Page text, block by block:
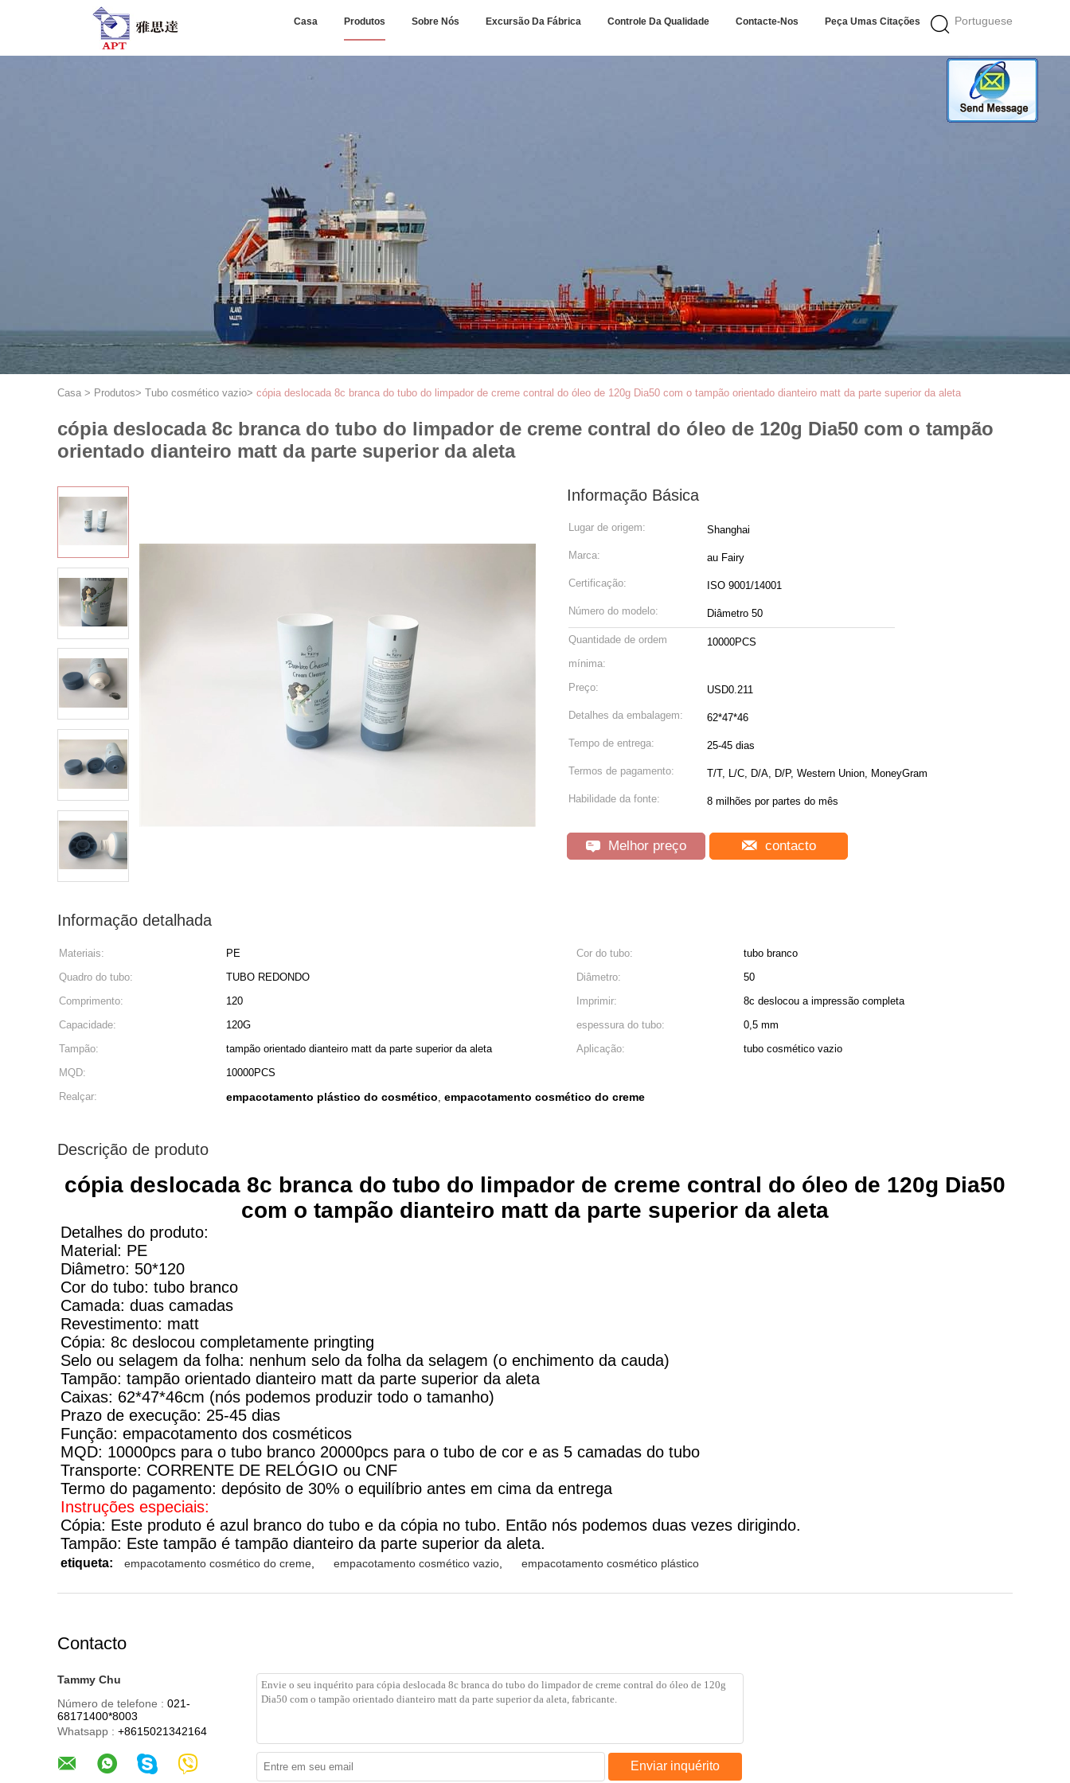
Portuguese
Casa Produtos Sobre Nós Excursão Da Fábrica Controle Da Qualidade Contacte-Nos Peça Umas Citações
Casa > Produtos> Tubo cosmético vazio> cópia deslocada 8c branca do tubo do limpador de creme contral do óleo de 120g Dia50 com o tampão orientado dianteiro matt da parte superior da aleta
cópia deslocada 8c branca do tubo do limpador de creme contral do óleo de 120g Dia50 com o tampão
orientado dianteiro matt da parte superior da aleta
Informação Básica
Lugar de origem: Shanghai
Marca: au Fairy
Certificação: ISO 9001/14001
Número do modelo: Diâmetro 50
Quantidade de ordem
mínima:
10000PCS
Preço: USD0.211
Detalhes da embalagem: 62*47*46
Tempo de entrega: 25-45 dias
Termos de pagamento: T/T, L/C, D/A, D/P, Western Union, MoneyGram
Habilidade da fonte: 8 milhões por partes do mês
Melhor preço contacto
Informação detalhada
Materiais: PE Cor do tubo:
tubo branco
Quadro do tubo:
TUBO REDONDO Diâmetro:
50
Comprimento:
120 Imprimir:
8c deslocou a impressão completa
Capacidade:
120G espessura do tubo:
0,5 mm
Tampão:
tampão orientado dianteiro matt da parte superior da aleta Aplicação:
tubo cosmético vazio
MQD:
10000PCS
Realçar:
empacotamento plástico do cosmético, empacotamento cosmético do creme
Descrição de produto
cópia deslocada 8c branca do tubo do limpador de creme contral do óleo de 120g Dia50
com o tampão dianteiro matt da parte superior da aleta
Detalhes do produto:
Material: PE
Diâmetro: 50*120
Cor do tubo: tubo branco
Camada: duas camadas
Revestimento: matt
Cópia: 8c deslocou completamente pringting
Selo ou selagem da folha: nenhum selo da folha da selagem (o enchimento da cauda)
Tampão: tampão orientado dianteiro matt da parte superior da aleta
Caixas: 62*47*46cm (nós podemos produzir todo o tamanho)
Prazo de execução: 25-45 dias
Função: empacotamento dos cosméticos
MQD: 10000pcs para o tubo branco 20000pcs para o tubo de cor e as 5 camadas do tubo
Transporte: CORRENTE DE RELÓGIO ou CNF
Termo do pagamento: depósito de 30% o equilíbrio antes em cima da entrega
Instruções especiais:
Cópia: Este produto é azul branco do tubo e da cópia no tubo. Então nós podemos duas vezes dirigindo.
Tampão: Este tampão é tampão dianteiro da parte superior da aleta.
etiqueta: empacotamento cosmético do creme empacotamento cosmético vazio empacotamento cosmético plástico
Contacto
Tammy Chu
Número de telefone : 021-
68171400*8003
Whatsapp : +8615021342164
Enviar inquérito